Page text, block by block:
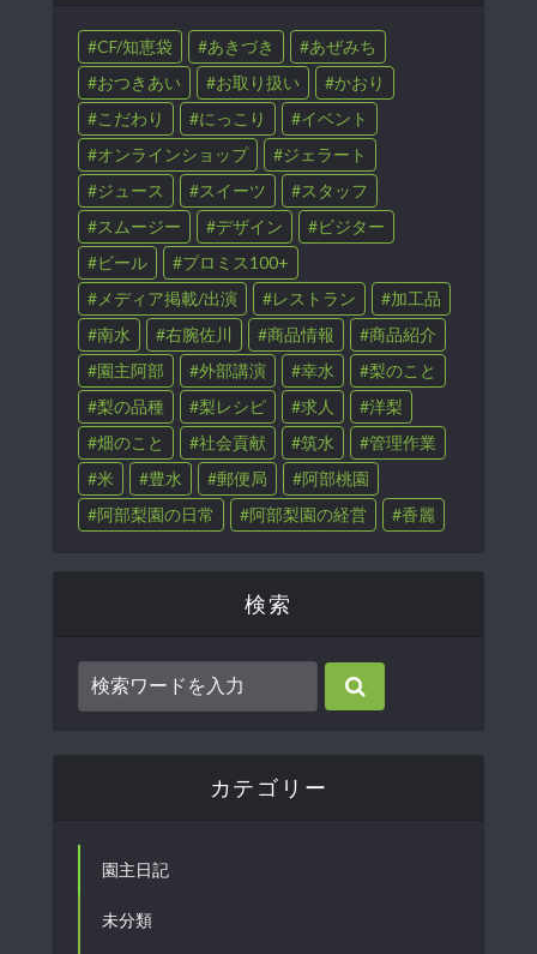
CF/知恵袋 あきづき
あぜみち
おつきあい
お取り扱い
かおり
こだわり
にっこり
イベント
オンラインショップ
ジェラート
ジュース
スイーツ
スタッフ
スムージー
デザイン
ビジター
ビール
プロミス100+
メディア掲載/出演
レストラン
加工品
南水
右腕佐川 商品情報
商品紹介
園主阿部
外部講演 幸水
梨のこと
梨の品種
梨レシピ 求人
洋梨
畑のこと
社会貢献 筑水
管理作業
米
豊水 郵便局
阿部桃園
阿部梨園の日常
阿部梨園の経営 香麗
検索
カテゴリー
園主日記
未分類